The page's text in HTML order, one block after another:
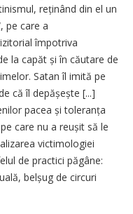
reținând din el un
pe care a
împotriva
la capăt și în căutare de
Satan îl imită pe
că îl depă­șește [...]
pacea și tole­ranța
care nu a reușit să le
victimologiei
de practici păgâne:
belșug de circuri